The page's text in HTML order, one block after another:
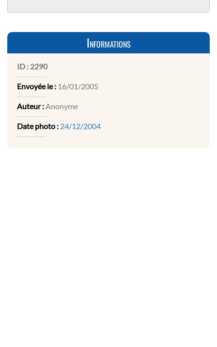
Informations
ID : 2290
Envoyée le : 16/01/2005
Auteur :Anonyme
Date photo : 24/12/2004